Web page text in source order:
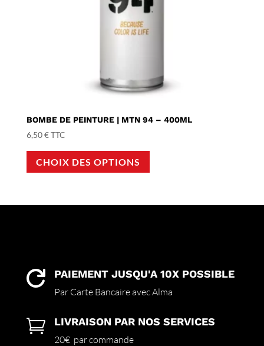
BOMBE DE PEINTURE | MTN 94 – 400ML
6,50€TTC
CHOIX DES OPTIONS
a
choisies
la
du
 PAIEMENT JUSQU'A 10X POSSIBLE
Par Carte Bancaire avec Alma
 LIVRAISON PAR NOS SERVICES
20€ par commande